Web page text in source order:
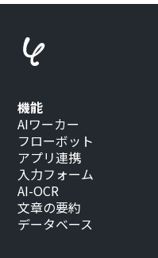
機能
AIワーカー
フローボット
アプリ連携
入力フォーム
AI-OCR
文章の要約
データベース